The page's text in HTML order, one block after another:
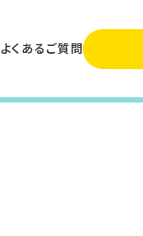
よくあるご質問